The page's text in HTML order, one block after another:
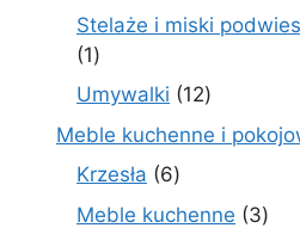
Stelaże i miski
11
produkt
Umywalki 1212
produktów
Meble kuchenne i
Krzesła 66
produktów
Meble kuchenne 33